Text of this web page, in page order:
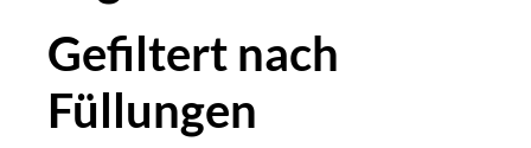
Gefiltert nach
Füllungen